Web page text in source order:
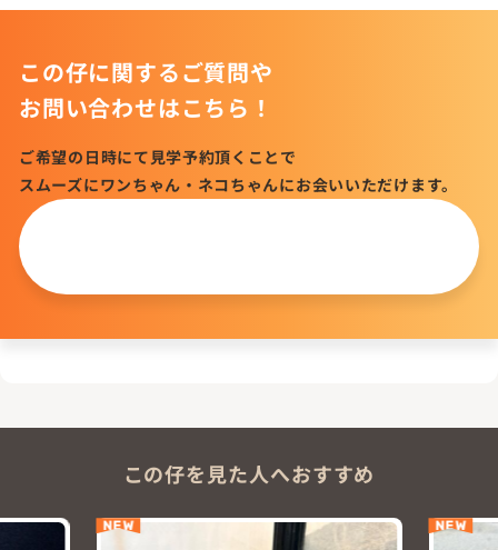
この仔に関するご質問や
お問い合わせはこちら！
ご希望の日時にて見学予約頂くことで
スムーズにワンちゃん・ネコちゃんにお会いいただけます。
この仔を見た人へおすすめ
NEW NEW